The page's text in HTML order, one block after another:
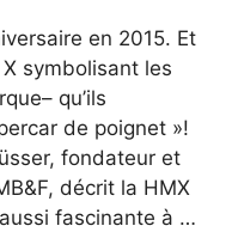
en 2015. Et
X symbolisant les
qu’ils
de poignet »!
fondateur et
décrit la HMX
fascinante à …